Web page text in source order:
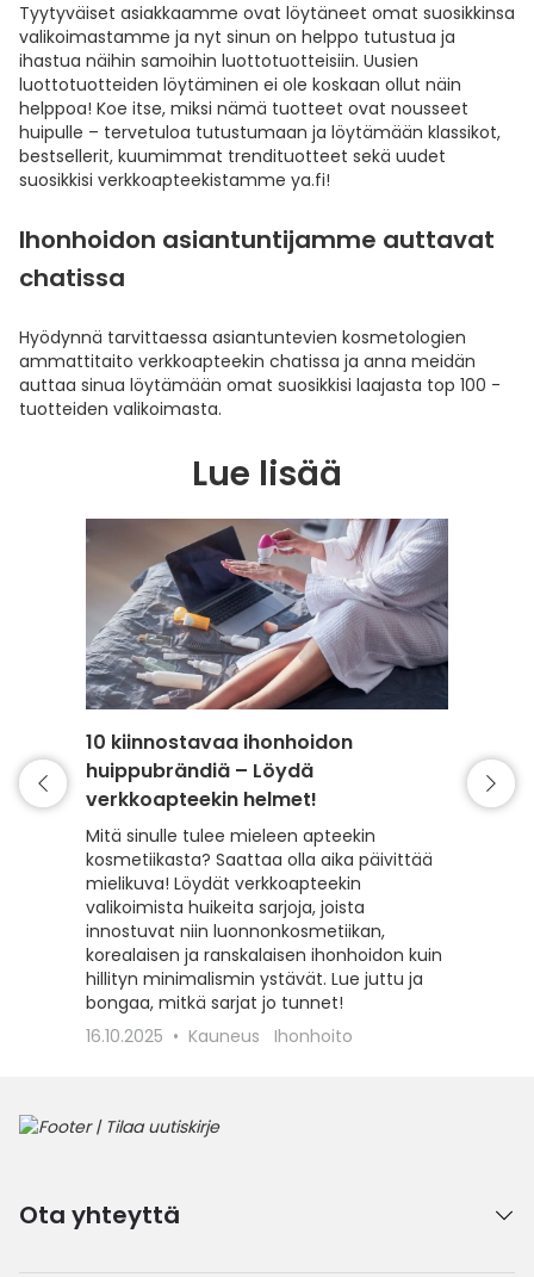
Tyytyväiset asiakkaamme ovat löytäneet omat suosikkinsa
valikoimastamme ja nyt sinun on helppo tutustua ja
ihastua näihin samoihin luottotuotteisiin. Uusien
luottotuotteiden löytäminen ei ole koskaan ollut näin
helppoa! Koe itse, miksi nämä tuotteet ovat nousseet
huipulle – tervetuloa tutustumaan ja löytämään klassikot,
bestsellerit, kuumimmat trendituotteet sekä uudet
suosikkisi verkkoapteekistamme ya.fi!
Ihonhoidon asiantuntijamme auttavat
chatissa
Hyödynnä tarvittaessa asiantuntevien kosmetologien
ammattitaito verkkoapteekin chatissa ja anna meidän
auttaa sinua löytämään omat suosikkisi laajasta top 100 -
tuotteiden valikoimasta.
Lue lisää
10 kiinnostavaa ihonhoidon
huippubrändiä – Löydä
verkkoapteekin helmet!
Mitä sinulle tulee mieleen apteekin
kosmetiikasta? Saattaa olla aika päivittää
mielikuva! Löydät verkkoapteekin
valikoimista huikeita sarjoja, joista
innostuvat niin luonnonkosmetiikan,
korealaisen ja ranskalaisen ihonhoidon kuin
hillityn minimalismin ystävät. Lue juttu ja
bongaa, mitkä sarjat jo tunnet!
16.10.2025
Kauneus Ihonhoito
Ota yhteyttä